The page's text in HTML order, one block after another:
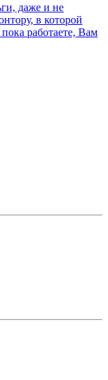
даже и не
в которой
работаете, Вам